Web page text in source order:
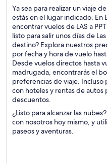
Ya sea para realizar un viaje
estás en el lugar indicado. En
encontrar vuelos de LAS a
listo para salir unos días de
destino? Explora nuestros
por fecha y hora de vuelo
Desde vuelos directos hasta
madrugada, encontrarás el
preferencias de viaje. Incluso
con hoteles y rentas de
descuentos.
¿Listo para alcanzar las
con nosotros hoy mismo, y
paseos y aventuras.